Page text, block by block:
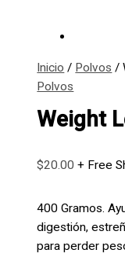
Inicio / Polvos /
Polvos
Weight
$20.00 + Free
400 Gramos.
digestión,
para perder